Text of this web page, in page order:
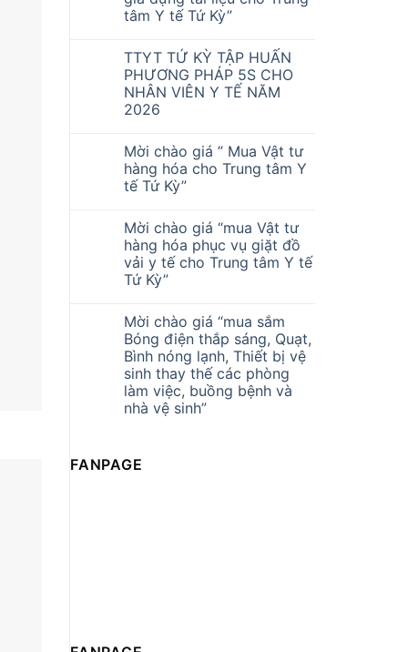
tâm Y tế Tứ Kỳ”
TTYT TỨ KỲ TẬP HUẤN
PHƯƠNG PHÁP 5S CHO
NHÂN VIÊN Y TẾ NĂM
2026
Mời chào giá ” Mua Vật tư
hàng hóa cho Trung tâm Y
tế Tứ Kỳ”
Mời chào giá “mua Vật tư
hàng hóa phục vụ giặt đồ
vải y tế cho Trung tâm Y tế
Tứ Kỳ”
Mời chào giá “mua sắm
Bóng điện thắp sáng, Quạt,
Bình nóng lạnh, Thiết bị vệ
sinh thay thế các phòng
làm việc, buồng bệnh và
nhà vệ sinh”
FANPAGE